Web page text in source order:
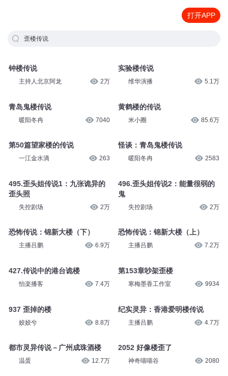
打开APP
歪楼传说
钟楼传说
主持人北京阿龙 2万
青岛鬼楼传说
暖阳冬冉 7040
第50篇望家楼的传说
一江金水滴 263
495.歪头姐传说1：九张诡异的
歪头照
失控剧场 2万
恐怖传说：锦新大楼（下）
主播吕鹏 6.9万
427.传说中的港台诡楼
怡楽播客 7.4万
937 歪掉的楼
姣姣兮 8.8万
都市灵异传说－广州成珠酒楼
温蛋 12.7万
实验楼传说
维华演播 5.1万
黄鹤楼的传说
米小圈 85.6万
怪谈：青岛鬼楼传说
暖阳冬冉 2583
496.歪头姐传说2：能量很弱的
鬼
失控剧场 2万
恐怖传说：锦新大楼（上）
主播吕鹏 7.2万
第153章吵架歪楼
寒梅墨香工作室 9934
纪实灵异：香港爱明楼传说
主播吕鹏 4.7万
2052 好像楼歪了
神奇喵喵谷 2080